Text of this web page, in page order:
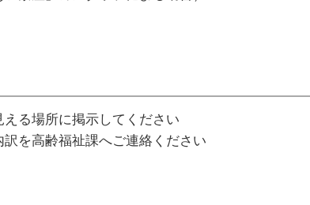
る場所に掲示してください
を高齢福祉課へご連絡ください